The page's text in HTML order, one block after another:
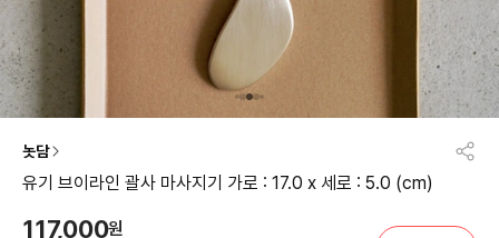
놋담
유기 브이라인 괄사 마사지기 가로 : 17.0 x 세로 : 5.0 (cm)
117,000원